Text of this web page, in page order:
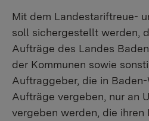
Mit dem Landestariftreue-
soll sichergestellt werden,
Aufträge des Landes
der Kommunen sowie
Auftraggeber, die in
Aufträge vergeben, nur an
vergeben werden, die